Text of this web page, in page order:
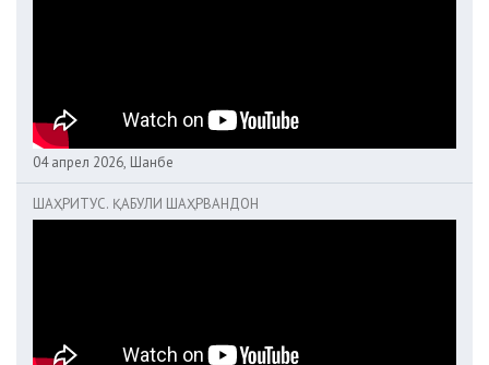
04 апрел 2026, Шанбе
ШАҲРИТУС. ҚАБУЛИ ШАҲРВАНДОН